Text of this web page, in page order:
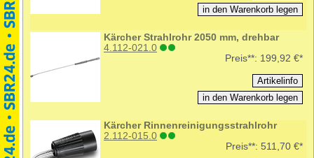
Kärcher Strahlrohr 2050 mm, drehbar
4.112-021.0
Preis**: 199,92 €*
Kärcher Rinnenreinigungsstrahlrohr
2.112-015.0
Preis**: 511,70 €*